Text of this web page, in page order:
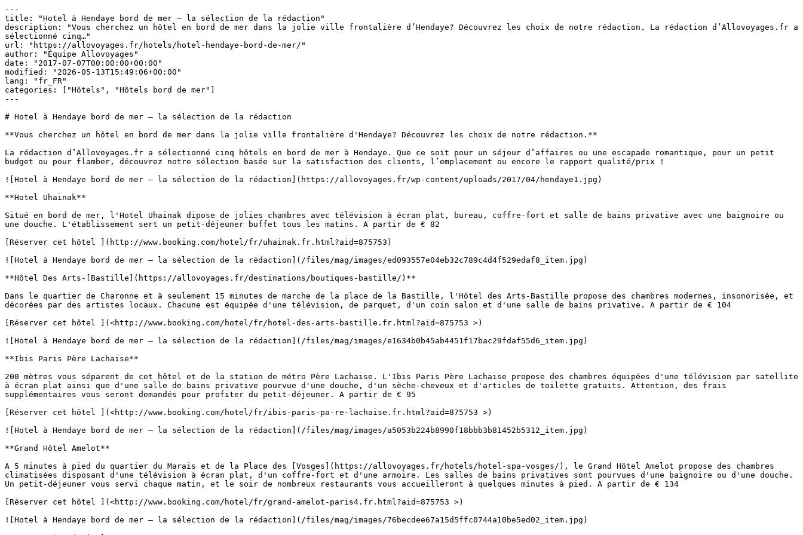
---
title: "Hotel à Hendaye bord de mer – la sélection de la rédaction"
description: "Vous cherchez un hôtel en bord de mer dans la jolie ville frontalière d’Hendaye? Découvrez les choix de notre rédaction. La rédaction d’Allovoyages.fr a
sélectionné cinq…"
url: "https://allovoyages.fr/hotels/hotel-hendaye-bord-de-mer/"
author: "Équipe Allovoyages"
date: "2017-07-07T00:00:00+00:00"
modified: "2026-05-13T15:49:06+00:00"
lang: "fr_FR"
categories: ["Hôtels", "Hôtels bord de mer"]
---
# Hotel à Hendaye bord de mer – la sélection de la rédaction
**Vous cherchez un hôtel en bord de mer dans la jolie ville frontalière d'Hendaye? Découvrez les choix de notre rédaction.**
La rédaction d’Allovoyages.fr a sélectionné cinq hôtels en bord de mer à Hendaye. Que ce soit pour un séjour d’affaires ou une escapade romantique, pour un petit
budget ou pour flamber, découvrez notre sélection basée sur la satisfaction des clients, l’emplacement ou encore le rapport qualité/prix !
![Hotel à Hendaye bord de mer – la sélection de la rédaction](https://allovoyages.fr/wp-content/uploads/2017/04/hendaye1.jpg)
**Hotel Uhainak**
Situé en bord de mer, l'Hotel Uhainak dipose de jolies chambres avec télévision à écran plat, bureau, coffre-fort et salle de bains privative avec une baignoire ou
une douche. L'établissement sert un petit-déjeuner buffet tous les matins. A partir de € 82
[Réserver cet hôtel ](http://www.booking.com/hotel/fr/uhainak.fr.html?aid=875753)
![Hotel à Hendaye bord de mer – la sélection de la rédaction](/files/mag/images/ed093557e04eb32c789c4d4f529edaf8_item.jpg)
**Hôtel Des Arts-[Bastille](https://allovoyages.fr/destinations/boutiques-bastille/)**
Dans le quartier de Charonne et à seulement 15 minutes de marche de la place de la Bastille, l'Hôtel des Arts-Bastille propose des chambres modernes, insonorisée, et
décorées par des artistes locaux. Chacune est équipée d'une télévision, de parquet, d'un coin salon et d'une salle de bains privative. A partir de € 104
[Réserver cet hôtel ](<http://www.booking.com/hotel/fr/hotel-des-arts-bastille.fr.html?aid=875753 >)
![Hotel à Hendaye bord de mer – la sélection de la rédaction](/files/mag/images/e1634b0b45ab4451f17bac29fdaf55d6_item.jpg)
**Ibis Paris Père Lachaise**
200 mètres vous séparent de cet hôtel et de la station de métro Père Lachaise. L'Ibis Paris Père Lachaise propose des chambres équipées d'une télévision par satellite
à écran plat ainsi que d'une salle de bains privative pourvue d'une douche, d'un sèche-cheveux et d'articles de toilette gratuits. Attention, des frais
supplémentaires vous seront demandés pour profiter du petit-déjeuner. A partir de € 95
[Réserver cet hôtel ](<http://www.booking.com/hotel/fr/ibis-paris-pa-re-lachaise.fr.html?aid=875753 >)
![Hotel à Hendaye bord de mer – la sélection de la rédaction](/files/mag/images/a5053b224b8990f18bbb3b81452b5312_item.jpg)
**Grand Hôtel Amelot**
A 5 minutes à pied du quartier du Marais et de la Place des [Vosges](https://allovoyages.fr/hotels/hotel-spa-vosges/), le Grand Hôtel Amelot propose des chambres
climatisées disposant d'une télévision à écran plat, d'un coffre-fort et d'une armoire. Les salles de bains privatives sont pourvues d'une baignoire ou d'une douche.
Un petit-déjeuner vous servi chaque matin, et le soir de nombreux restaurants vous accueilleront à quelques minutes à pied. A partir de € 134
[Réserver cet hôtel ](<http://www.booking.com/hotel/fr/grand-amelot-paris4.fr.html?aid=875753 >)
![Hotel à Hendaye bord de mer – la sélection de la rédaction](/files/mag/images/76becdee67a15d5ffc0744a10be5ed02_item.jpg)